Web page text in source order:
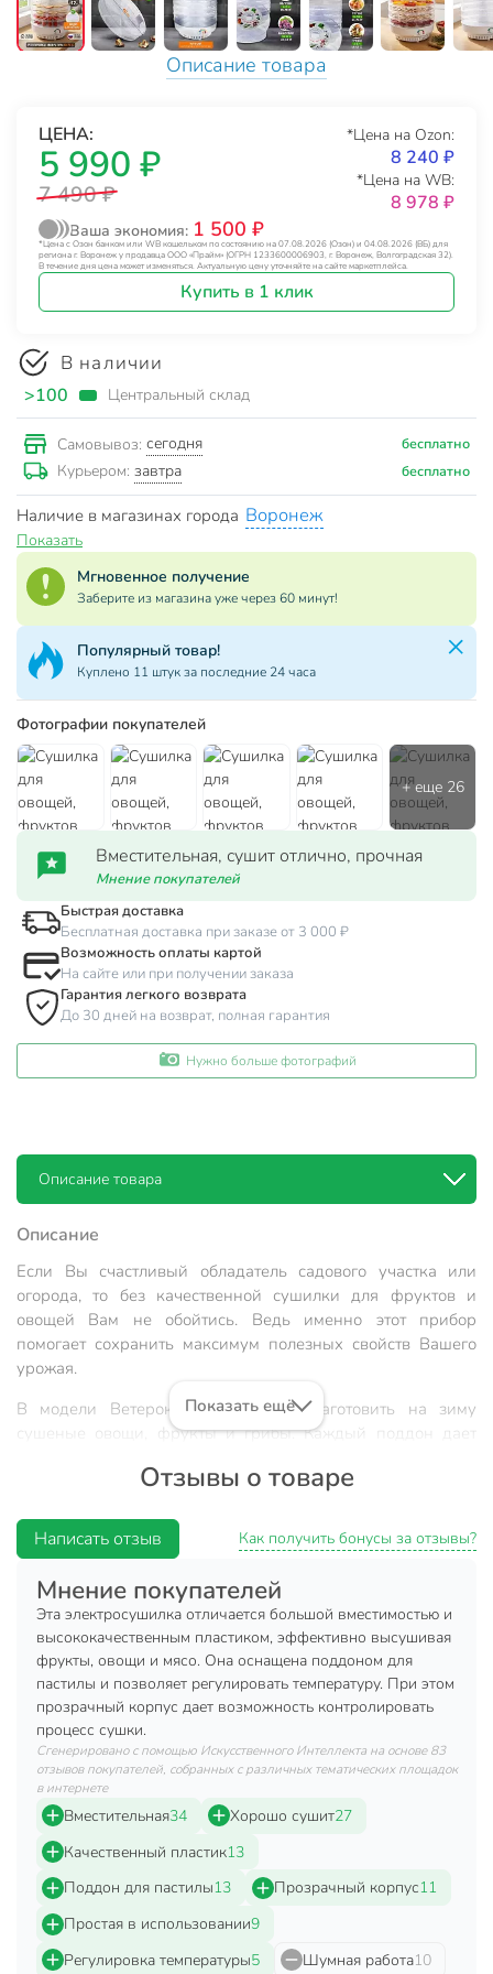
Описание товара
ЦЕНА:
5 990 ₽
7 490 ₽
*Цена на Ozon:
8 240 ₽
*Цена на WB:
8 978 ₽
Ваша экономия: 1 500 ₽
*Цена с Озон банком или WB кошельком по состоянию на 07.08.2026 (Озон) и 04.08.2026 (ВБ) для
региона г. Воронеж у продавца ООО «Прайм» (ОГРН 1233600006903, г. Воронеж, Волгоградская 32).
В течение дня цена может изменяться. Актуальную цену уточняйте на сайте маркетплейса.
Купить в 1 клик
В наличии
>100 Центральный склад
Самовывоз: сегодня бесплатно
Курьером: завтра бесплатно
Наличие в магазинах города Воронеж
Показать
Мгновенное получение
Заберите из магазина уже через 60 минут!
Популярный товар!
Куплено 11 штук за последние 24 часа
Фотографии покупателей
Вместительная, сушит отлично, прочная
Мнение покупателей
Быстрая доставка
Бесплатная доставка при заказе от 3 000 ₽
Возможность оплаты картой
На сайте или при получении заказа
Гарантия легкого возврата
До 30 дней на возврат, полная гарантия
Нужно больше фотографий
Описание товара
Описание
Если Вы счастливый обладатель садового участка или
огорода, то без качественной сушилки для фруктов и
овощей Вам не обойтись. Ведь именно этот прибор
помогает сохранить максимум полезных свойств Вашего
урожая.
В модели Ветерок-2 Вы сможете заготовить на зиму
сушеные овощи, фрукты и грибы. Каждый поддон дает
продуктов. Сушилка комплектуется одним поддоном для
Характеристики:
Тип: сушилка.
Назначение: для фруктов и овощей.
Мощность: 600 Вт.
Регулировка температуры: от 30°С до 70°С.
Количество поддонов: 6 шт.
Диаметр поддона: 40 см.
Высота поддона: 5.5 см.
Нагрузка на поддон: до 2 кг.
Особенность: поддон для пастилы.
Преимущества:
Изделие выполнено из качественного прозрачного
пластика. Вы сможете полностью контролировать
Показать ещё
Отзывы о товаре
Написать отзыв Как получить бонусы за отзывы?
Мнение покупателей
Эта электросушилка отличается большой вместимостью и
высококачественным пластиком, эффективно высушивая
фрукты, овощи и мясо. Она оснащена поддоном для
пастилы и позволяет регулировать температуру. При этом
прозрачный корпус дает возможность контролировать
процесс сушки.
Сгенерировано с помощью Искусственного Интеллекта на основе 83
отзывов покупателей, собранных с различных тематических площадок
в интернете
Вместительная34 Хорошо сушит27
Качественный пластик13
Поддон для пастилы13 Прозрачный корпус11
Простая в использовании9
Регулировка температуры5 Шумная работа10